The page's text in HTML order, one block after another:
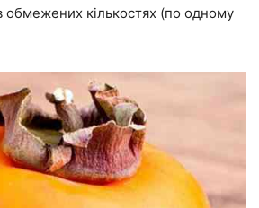
обмежених кількостях (по одному